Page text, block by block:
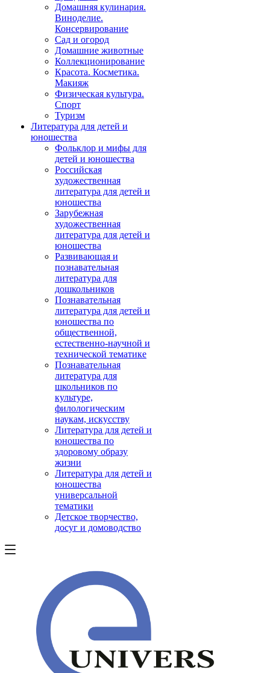
Домашняя кулинария.
Виноделие.
Консервирование
Сад и огород
Домашние животные
Коллекционирование
Красота. Косметика.
Макияж
Физическая культура.
Спорт
Туризм
Литература для детей и
юношества
Фольклор и мифы для
детей и юношества
Российская
художественная
литература для детей и
юношества
Зарубежная
художественная
литература для детей и
юношества
Развивающая и
познавательная
литература для
дошкольников
Познавательная
литература для детей и
юношества по
общественной,
естественно-научной и
технической тематике
Познавательная
литература для
школьников по
культуре,
филологическим
наукам, искусству
Литература для детей и
юношества по
здоровому образу
жизни
Литература для детей и
юношества
универсальной
тематики
Детское творчество,
досуг и домоводство